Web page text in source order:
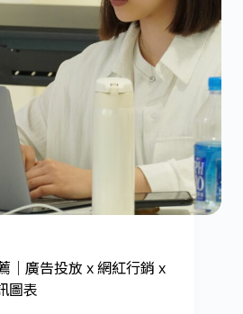
｜廣告投放 x 網紅行銷 x
圖表